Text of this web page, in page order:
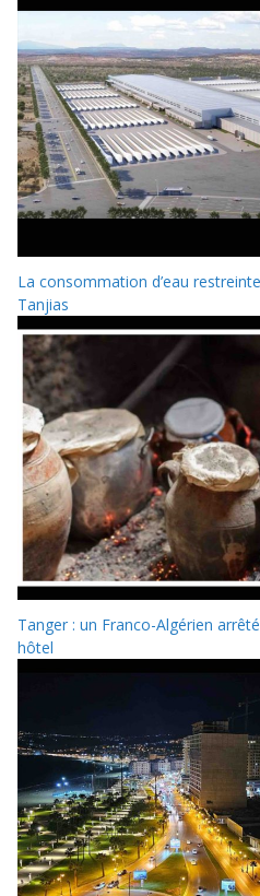
La consommation d’eau
Tanjias
Tanger : un Franco-Algérien
hôtel